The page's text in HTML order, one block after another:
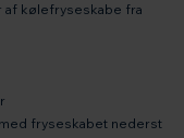
af kølefryseskabe fra
fryseskabet nederst